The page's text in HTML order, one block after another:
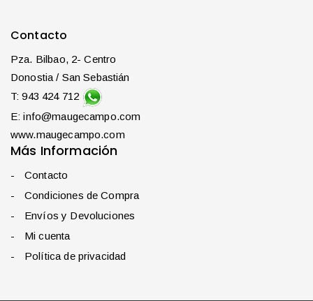
Contacto
Pza. Bilbao, 2- Centro
Donostia / San Sebastián
T: 943 424 712
E: info@maugecampo.com
www.maugecampo.com
Más Información
Contacto
Condiciones de Compra
Envíos y Devoluciones
Mi cuenta
Política de privacidad